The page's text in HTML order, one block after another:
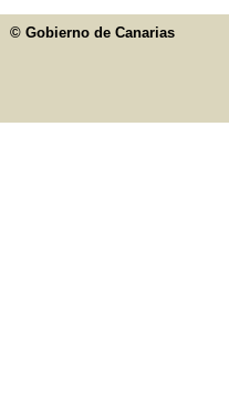
© Gobierno de Canarias